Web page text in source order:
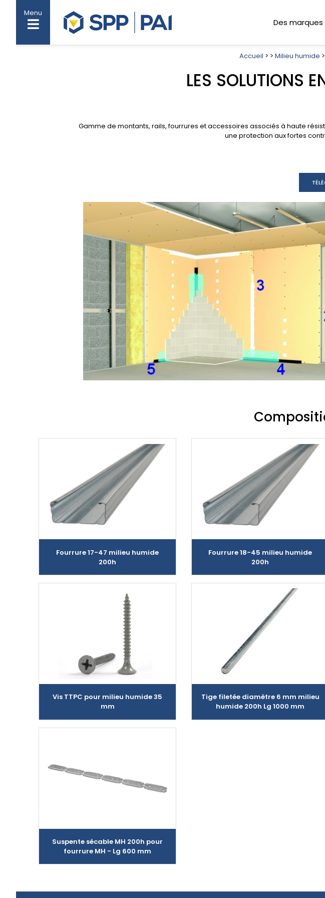
Menu
Des marques
Accueil > > Milieu humide
LES SOLUTIONS
Gamme de montants, rails, fourrures et accessoires associés à haute
une protection aux fortes
Fourrure 17-47 milieu humide
200h
Fourrure 18-45 milieu humide
200h
Vis TTPC pour milieu humide 35
mm
Tige filetée diamètre 6 mm milieu
humide 200h Lg 1000 mm
Suspente sécable MH 200h pour
fourrure MH - Lg 600 mm